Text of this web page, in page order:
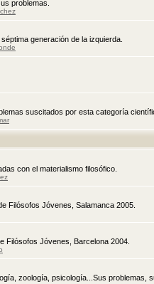
problemas.
generación de la izquierda.
suscitados por esta categoría
con el materialismo filosófico.
Filósofos Jóvenes, Salamanca 2005.
Filósofos Jóvenes, Barcelona 2004.
zoología, psicología...Sus problemas,